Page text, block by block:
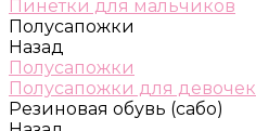
Пинетки для мальчиков
Полусапожки
Назад
Полусапожки
Полусапожки для девочек
Резиновая обувь (сабо)